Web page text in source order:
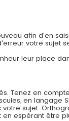
afin d'en
votre sujet
leur place
Tenez en
en langage
sujet.
en espérant être